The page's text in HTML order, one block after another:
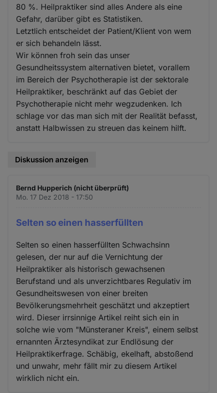
80 %. Heilpraktiker sind alles Andere als eine
Gefahr, darüber gibt es Statistiken.
Letztlich entscheidet der Patient/Klient von wem
er sich behandeln lässt.
Wir können froh sein das unser
Gesundheitssystem alternativen bietet, vorallem
im Bereich der Psychotherapie ist der sektorale
Heilpraktiker, beschränkt auf das Gebiet der
Psychotherapie nicht mehr wegzudenken. Ich
schlage vor das man sich mit der Realität befasst,
anstatt Halbwissen zu streuen das keinem hilft.
Diskussion anzeigen
Bernd Hupperich (nicht überprüft)
Mo. 17 Dez 2018 - 17:50
Selten so einen hasserfüllten
Selten so einen hasserfüllten Schwachsinn
gelesen, der nur auf die Vernichtung der
Heilpraktiker als historisch gewachsenen
Berufstand und als unverzichtbares Regulativ im
Gesundheitswesen von einer breiten
Bevölkerungsmehrheit geschätzt und akzeptiert
wird. Dieser irrsinnige Artikel reiht sich ein in
solche wie vom "Münsteraner Kreis", einem selbst
ernannten Ärztesyndikat zur Endlösung der
Heilpraktikerfrage. Schäbig, ekelhaft, abstoßend
und unwahr, mehr fällt mir zu diesem Artikel
wirklich nicht ein.